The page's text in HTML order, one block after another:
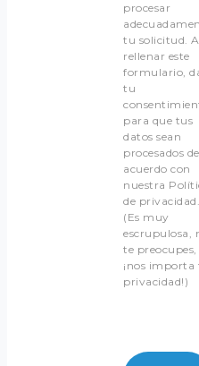
procesar
tu solicitud.
rellenar este
formulario,
tu
para que tus
datos sean
procesados de
acuerdo con
nuestra
de privacidad.
(Es muy
escrupulosa,
te preocupes,
¡nos importa
privacidad!)